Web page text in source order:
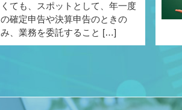
くても、スポットとして、年一度
の確定申告や決算申告のときの
み、業務を委託すること […]